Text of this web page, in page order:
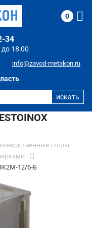
18:00
34
info@zavod-metakon.ru
0
столы
12/6-Б